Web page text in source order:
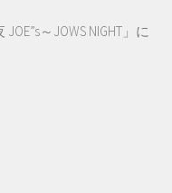
JOE”s～JOWS NIGHT」に